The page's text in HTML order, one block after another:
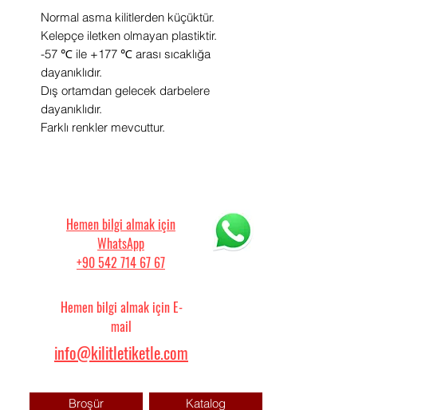
Normal asma kilitlerden küçüktür.
Kelepçe iletken olmayan plastiktir.
-57 ℃ ile +177 ℃ arası sıcaklığa
dayanıklıdır.
Dış ortamdan gelecek darbelere
dayanıklıdır.
Farklı renkler mevcuttur.
info@kilitletiketle.com
Hemen bilgi almak için
WhatsApp
+90 542 714 67 67
Hemen bilgi almak için E-
mail
Broşür Katalog